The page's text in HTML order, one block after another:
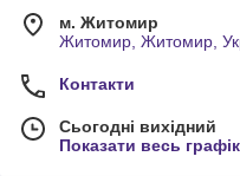
м. Житомир
Житомир, Житомир,
Контакти
Сьогодні вихідний
Показати весь